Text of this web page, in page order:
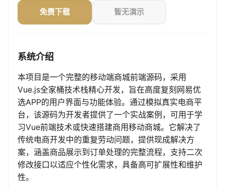
免费下载 暂无演示
系统介绍
本项目是一个完整的移动端商城前端源码，采用
Vue.js全家桶技术栈精心开发，旨在高度复刻网易优
选APP的用户界面与功能体验。通过模拟真实电商平
台，该源码为开发者提供了一个实战案例，可用于学
习Vue前端技术或快速搭建商用移动商城。它解决了
传统电商开发中的重复劳动问题，提供现成解决方
案，涵盖商品展示到订单处理的完整流程，支持二次
修改接口以适应个性化需求，具备高可扩展性和维护
性。